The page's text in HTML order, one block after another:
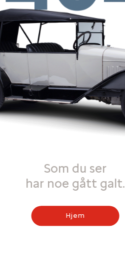
Som du ser
har noe gått galt.
Hjem